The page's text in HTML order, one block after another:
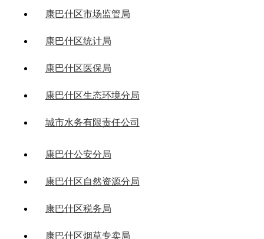
康巴什区市场监管局
康巴什区统计局
康巴什区医保局
康巴什区生态环境分局
城市水务有限责任公司
康巴什公安分局
康巴什区自然资源分局
康巴什区税务局
康巴什区烟草专卖局